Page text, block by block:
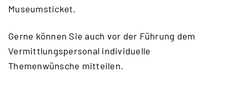
Museumsticket.
Gerne können Sie auch vor der Führung dem
Vermittlungspersonal individuelle
Themenwünsche mitteilen.